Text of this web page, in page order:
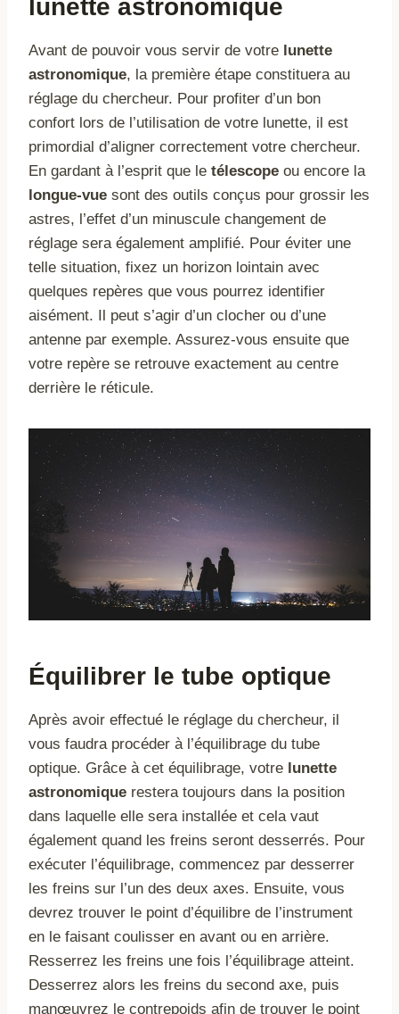
lunette astronomique
Avant de pouvoir vous servir de votre lunette
astronomique, la première étape constituera au
réglage du chercheur. Pour profiter d’un bon
confort lors de l’utilisation de votre lunette, il est
primordial d’aligner correctement votre chercheur.
En gardant à l’esprit que le télescope ou encore la
longue-vue sont des outils conçus pour grossir les
astres, l’effet d’un minuscule changement de
réglage sera également amplifié. Pour éviter une
telle situation, fixez un horizon lointain avec
quelques repères que vous pourrez identifier
aisément. Il peut s’agir d’un clocher ou d’une
antenne par exemple. Assurez-vous ensuite que
votre repère se retrouve exactement au centre
derrière le réticule.
Équilibrer le tube optique
Après avoir effectué le réglage du chercheur, il
vous faudra procéder à l’équilibrage du tube
optique. Grâce à cet équilibrage, votre lunette
astronomique restera toujours dans la position
dans laquelle elle sera installée et cela vaut
également quand les freins seront desserrés. Pour
exécuter l’équilibrage, commencez par desserrer
les freins sur l’un des deux axes. Ensuite, vous
devrez trouver le point d’équilibre de l’instrument
en le faisant coulisser en avant ou en arrière.
Resserrez les freins une fois l’équilibrage atteint.
Desserrez alors les freins du second axe, puis
manœuvrez le contrepoids afin de trouver le point